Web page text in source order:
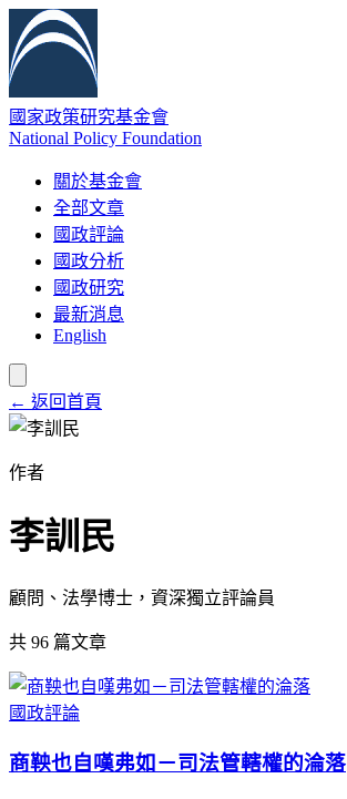
國家政策研究基金會
National Policy Foundation
關於基金會
全部文章
國政評論
國政分析
國政研究
最新消息
English
← 返回首頁
作者
李訓民
顧問、法學博士，資深獨立評論員
共 96 篇文章
國政評論
商鞅也自嘆弗如－司法管轄權的淪落